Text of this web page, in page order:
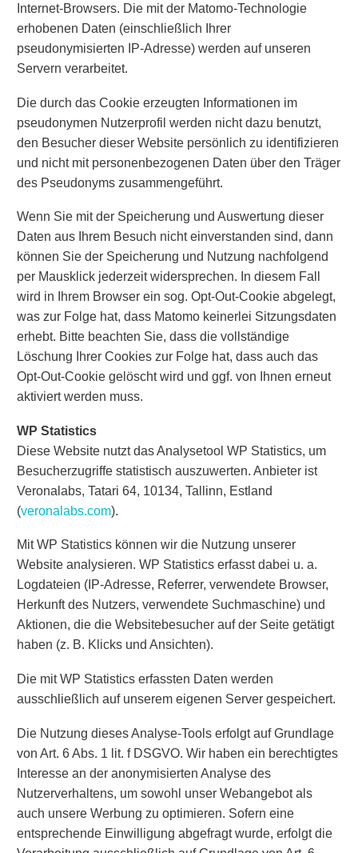
Internet-Browsers. Die mit der Matomo-Technologie
erhobenen Daten (einschließlich Ihrer
pseudonymisierten IP-Adresse) werden auf unseren
Servern verarbeitet.
Die durch das Cookie erzeugten Informationen im
pseudonymen Nutzerprofil werden nicht dazu benutzt,
den Besucher dieser Website persönlich zu identifizieren
und nicht mit personenbezogenen Daten über den Träger
des Pseudonyms zusammengeführt.
Wenn Sie mit der Speicherung und Auswertung dieser
Daten aus Ihrem Besuch nicht einverstanden sind, dann
können Sie der Speicherung und Nutzung nachfolgend
per Mausklick jederzeit widersprechen. In diesem Fall
wird in Ihrem Browser ein sog. Opt-Out-Cookie abgelegt,
was zur Folge hat, dass Matomo keinerlei Sitzungsdaten
erhebt. Bitte beachten Sie, dass die vollständige
Löschung Ihrer Cookies zur Folge hat, dass auch das
Opt-Out-Cookie gelöscht wird und ggf. von Ihnen erneut
aktiviert werden muss.
WP Statistics
Diese Website nutzt das Analysetool WP Statistics, um
Besucherzugriffe statistisch auszuwerten. Anbieter ist
Veronalabs, Tatari 64, 10134, Tallinn, Estland
(veronalabs.com).
Mit WP Statistics können wir die Nutzung unserer
Website analysieren. WP Statistics erfasst dabei u. a.
Logdateien (IP-Adresse, Referrer, verwendete Browser,
Herkunft des Nutzers, verwendete Suchmaschine) und
Aktionen, die die Websitebesucher auf der Seite getätigt
haben (z. B. Klicks und Ansichten).
Die mit WP Statistics erfassten Daten werden
ausschließlich auf unserem eigenen Server gespeichert.
Die Nutzung dieses Analyse-Tools erfolgt auf Grundlage
von Art. 6 Abs. 1 lit. f DSGVO. Wir haben ein berechtigtes
Interesse an der anonymisierten Analyse des
Nutzerverhaltens, um sowohl unser Webangebot als
auch unsere Werbung zu optimieren. Sofern eine
entsprechende Einwilligung abgefragt wurde, erfolgt die